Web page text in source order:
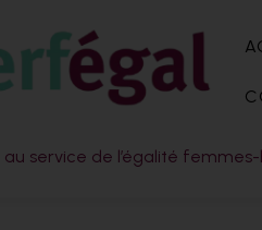
au service de l’égalité